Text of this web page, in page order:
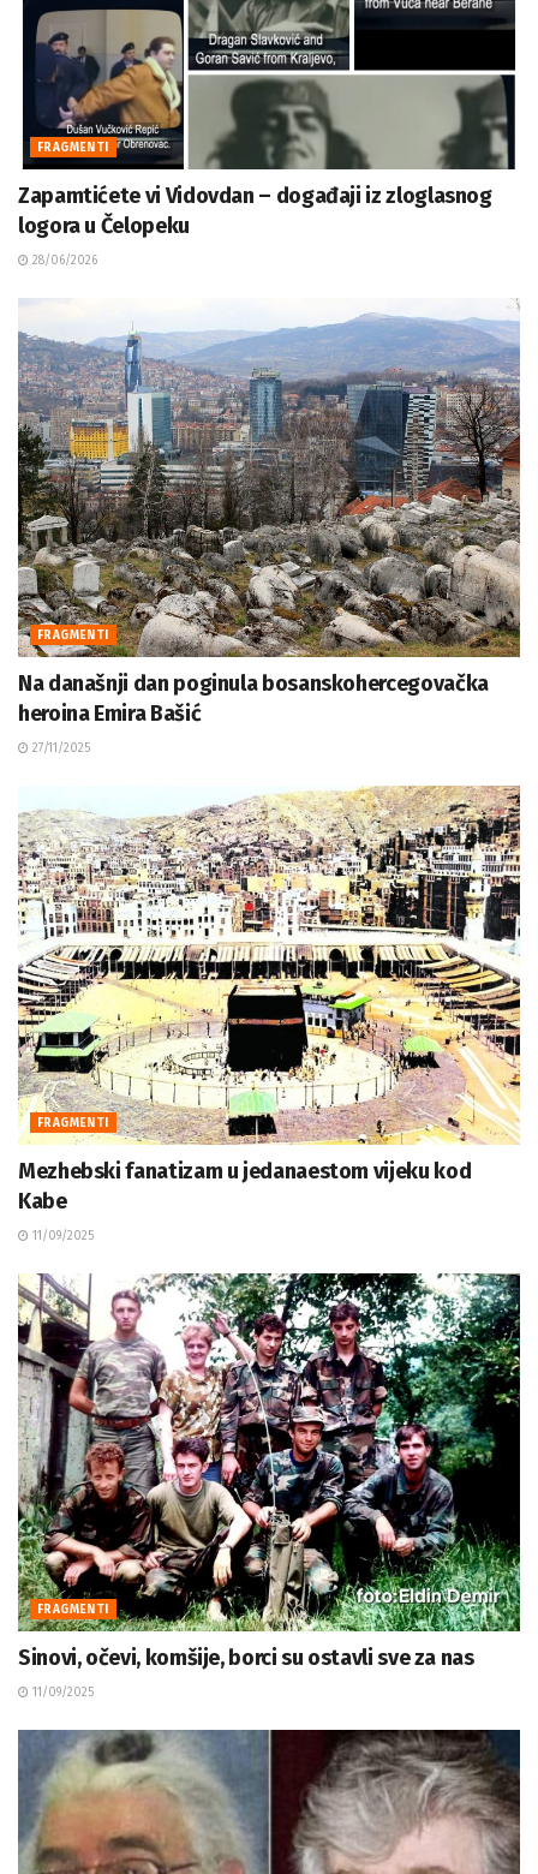
FRAGMENTI
Zapamtićete vi Vidovdan – događaji iz zloglasnog
logora u Čelopeku
28/06/2026
FRAGMENTI
Na današnji dan poginula bosanskohercegovačka
heroina Emira Bašić
27/11/2025
FRAGMENTI
Mezhebski fanatizam u jedanaestom vijeku kod
Kabe
11/09/2025
FRAGMENTI
Sinovi, očevi, komšije, borci su ostavli sve za nas
11/09/2025